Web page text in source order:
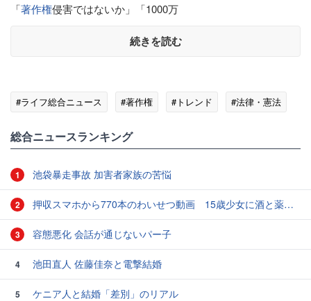
「著作権侵害ではないか」「1000万
続きを読む
#ライフ総合ニュース #著作権 #トレンド #法律・憲法
総合ニュースランキング
1 池袋暴走事故 加害者家族の苦悩
2 押収スマホから770本のわいせつ動画 15歳少女に酒と薬飲ませ性的暴行か 54歳男を再逮捕 「薬もありますよ」とSNSで誘い出し
3 容態悪化 会話が通じないパー子
4 池田直人 佐藤佳奈と電撃結婚
5
ケニア人と結婚「差別」のリアル